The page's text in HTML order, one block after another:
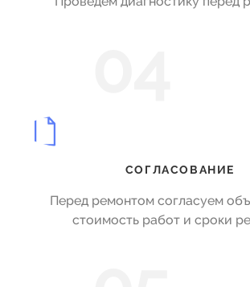
СОГЛАСОВАНИЕ
Перед ремонтом согласуем
стоимость работ и сроки